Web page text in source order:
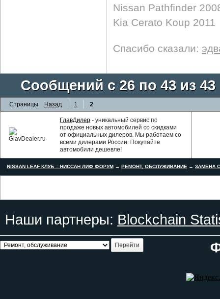
Nissan Pathfinder
Kia Cerato Koup 2011
Спасибо сказали:
Сообщений с 26 по 43 из 43
Страницы Назад 1 2
ГлавДилер - уникальный сервис по
продаже новых автомобилей со скидками
от официальных дилеров. Мы работаем со
всеми дилерами России. Покупайте
автомобили дешевле!
NISSAN LEAF КЛУБ :: НИССАН ЛИФ ФОРУМ →РЕМОНТ, ОБСЛУЖИВАНИЕ →ЗАМЕНА
Наши партнеры: Blockchain